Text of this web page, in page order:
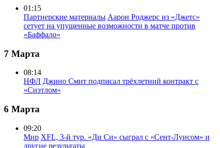
01:15
Партнерские материалы Аарон Роджерс из «Джетс»
сетует на упущенные возможности в матче против
«Баффало»
7 Марта
08:14
НФЛ Джино Смит подписал трёхлетний контракт с
«Сиэтлом»
6 Марта
09:20
Мир XFL, 3-й тур. «Ди Си» сыграл с «Сент-Луисом» и
другие результаты